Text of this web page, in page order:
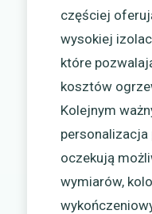
częściej
wysokiej
które
kosztów
Kolejnym
oczekują
wymiarów,